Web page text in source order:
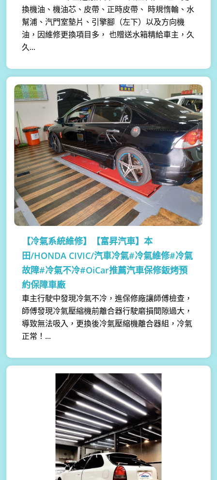
換機油、機油芯、皮帶、正時皮帶、 時規惰輪、水
幫浦、汽門室墊片、引擎腳（左下）以及方向機
油，因維修更換項目多， 也贈送水箱精給車主，久
久...
【冷氣系統維修】
【富昇汽車】本
田/HONDA CIVIC/汽車冷氣#冷氣維修#冷氣
故障#冷氣不冷#OiCar推薦汽車保修鈑烤預
約保障車廠
車主行駛中發現冷氣不冷，進保修廠讓師傅檢查，
師傅發現冷氣壓縮機前離合器行駛磨損間隙過大，
導致無法吸入，更換後冷氣壓縮機離合器組，冷氣
正常！...